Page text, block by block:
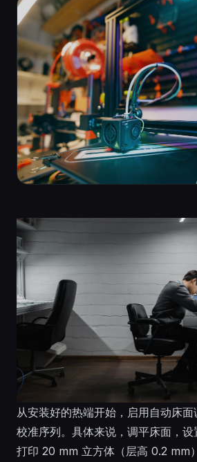
从安装好的热端开始，启用自动床
校准序列。具体来说，调平床面，
打印 20 mm 立方体（层高 0.2 mm